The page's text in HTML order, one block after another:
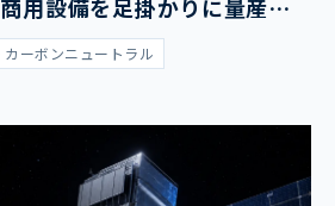
用設備を足掛かりに量産拡
カーボンニュートラル